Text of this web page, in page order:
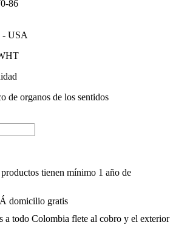
86
- USA
de organos de los sentidos
tienen mínimo 1 año de
domicilio gratis
a todo Colombia flete al cobro y el exterior